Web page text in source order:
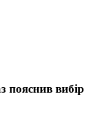
пояснив вибір